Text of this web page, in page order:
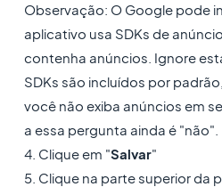
Observação: O Google pode
aplicativo usa SDKs de
contenha anúncios. Ignore
SDKs são incluídos por
você não exiba anúncios em
a essa pergunta ainda é "não".
4. Clique em "Salvar"
5. Clique na parte superior da